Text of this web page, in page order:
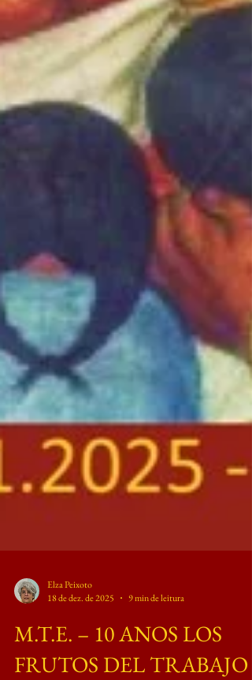
18 de dez. de 2025
9 min de leitura
M.T.E. – 10 ANOS LOS